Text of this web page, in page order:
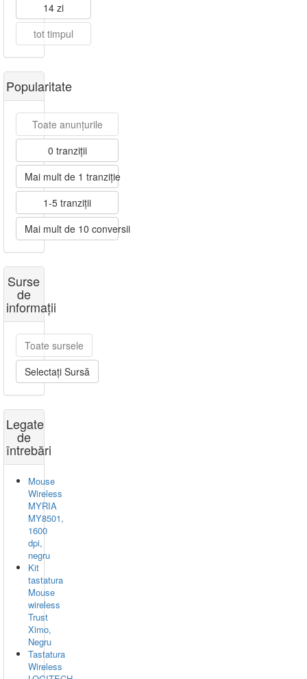
14 zi
tot timpul
Popularitate
Toate anunțurile
0 tranziții
Mai mult de 1 tranziție
1-5 tranziții
Mai mult de 10 conversii
Surse
de
informații
Toate sursele
Selectați Sursă
Legate
de
întrebări
Mouse
Wireless
MYRIA
MY8501,
1600
dpi,
negru
Kit
tastatura
Mouse
wireless
Trust
Ximo,
Negru
Tastatura
Wireless